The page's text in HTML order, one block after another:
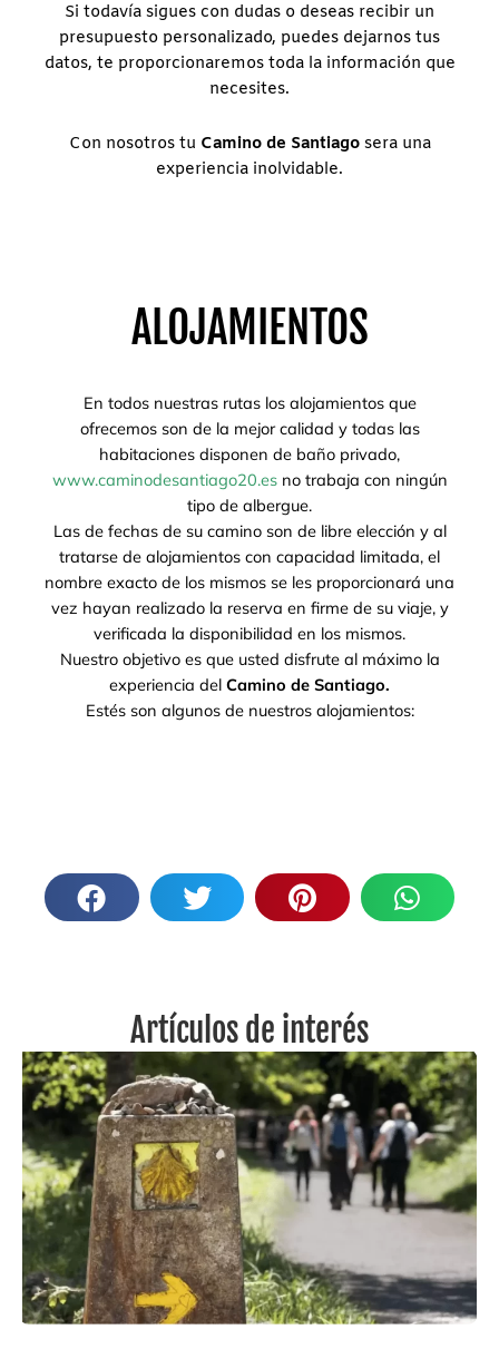
Si todavía sigues con dudas o deseas recibir un
presupuesto personalizado, puedes dejarnos tus
datos, te proporcionaremos toda la información que
necesites.
Con nosotros tu Camino de Santiagosera una
experiencia inolvidable.
ALOJAMIENTOS
En todos nuestras rutas los alojamientos que
ofrecemos son de la mejor calidad y todas las
habitaciones disponen de baño privado,
www.caminodesantiago20.esno trabaja con ningún
tipo de albergue.
Las de fechas de su camino son de libre elección y al
tratarse de alojamientos con capacidad limitada, el
nombre exacto de los mismos se les proporcionará una
vez hayan realizado la reserva en firme de su viaje, y
verificada la disponibilidad en los mismos.
Nuestro objetivo es que usted disfrute al máximo la
experiencia del Camino de Santiago.
Estés son algunos de nuestros alojamientos:
Artículos de interés